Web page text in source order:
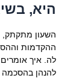
היא,
השעון מתקתק,
ההקדמות
לה. איך
להנהן בהסכמה